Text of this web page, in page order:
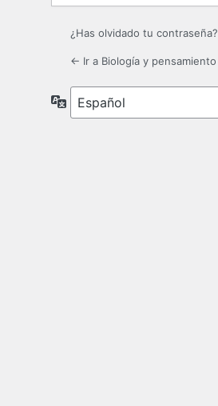
¿Has olvidado tu contraseña?
← Ir a Biología y pensamiento
Idioma